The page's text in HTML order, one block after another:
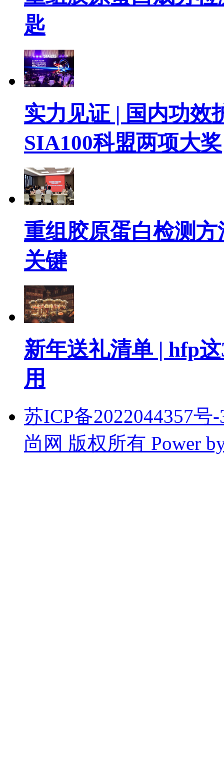
匙
实力见证 | 国内功效
SIA100科盟两项大奖
重组胶原蛋白检测
关键
新年送礼清单 | hfp
用
苏ICP备2022044357
尚网 版权所有 Power